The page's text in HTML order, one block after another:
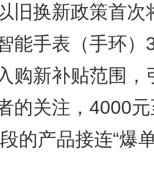
换新政策首次
能手表（手环）
购新补贴范围，
的关注，4000
的产品接连“爆